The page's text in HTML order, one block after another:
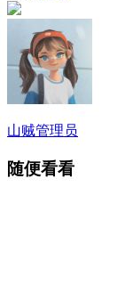
山贼管理员
随便看看